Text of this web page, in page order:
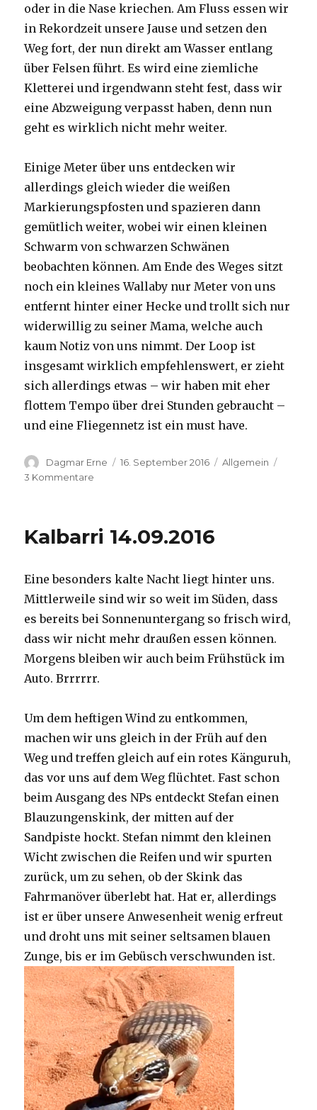
oder in die Nase kriechen. Am Fluss essen wir
in Rekordzeit unsere Jause und setzen den
Weg fort, der nun direkt am Wasser entlang
über Felsen führt. Es wird eine ziemliche
Kletterei und irgendwann steht fest, dass wir
eine Abzweigung verpasst haben, denn nun
geht es wirklich nicht mehr weiter.
Einige Meter über uns entdecken wir
allerdings gleich wieder die weißen
Markierungspfosten und spazieren dann
gemütlich weiter, wobei wir einen kleinen
Schwarm von schwarzen Schwänen
beobachten können. Am Ende des Weges sitzt
noch ein kleines Wallaby nur Meter von uns
entfernt hinter einer Hecke und trollt sich nur
widerwillig zu seiner Mama, welche auch
kaum Notiz von uns nimmt. Der Loop ist
insgesamt wirklich empfehlenswert, er zieht
sich allerdings etwas – wir haben mit eher
flottem Tempo über drei Stunden gebraucht –
und eine Fliegennetz ist ein must have.
Autor
Dagmar Erne
Veröffentlicht
16. September 2016 Kategorien
Allgemein
3 Kommentare
Kalbarri 14.09.2016
Eine besonders kalte Nacht liegt hinter uns.
Mittlerweile sind wir so weit im Süden, dass
es bereits bei Sonnenuntergang so frisch wird,
dass wir nicht mehr draußen essen können.
Morgens bleiben wir auch beim Frühstück im
Auto. Brrrrrr.
Um dem heftigen Wind zu entkommen,
machen wir uns gleich in der Früh auf den
Weg und treffen gleich auf ein rotes Känguruh,
das vor uns auf dem Weg flüchtet. Fast schon
beim Ausgang des NPs entdeckt Stefan einen
Blauzungenskink, der mitten auf der
Sandpiste hockt. Stefan nimmt den kleinen
Wicht zwischen die Reifen und wir spurten
zurück, um zu sehen, ob der Skink das
Fahrmanöver überlebt hat. Hat er, allerdings
ist er über unsere Anwesenheit wenig erfreut
und droht uns mit seiner seltsamen blauen
Zunge, bis er im Gebüsch verschwunden ist.